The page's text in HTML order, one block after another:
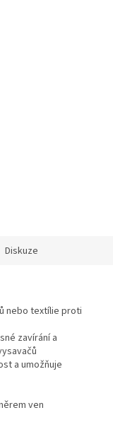
Diskuze
nebo textílie proti
zavírání a
a umožňuje
ven